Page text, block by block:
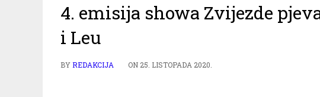
4. emisija showa Zvijezde
i Leu
BYREDAKCIJA ON 25. LISTOPADA 2020.